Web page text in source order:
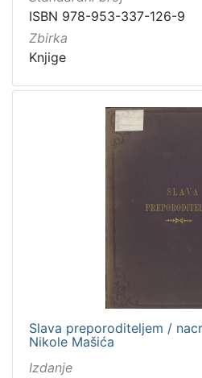
ISBN 978-953-337-126-9
Zbirka
Knjige
Slava preporoditeljem /
Nikole Mašića
Izdanje